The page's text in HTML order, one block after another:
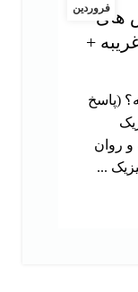
فروردینهای
+
(پاسخ
و روان
...